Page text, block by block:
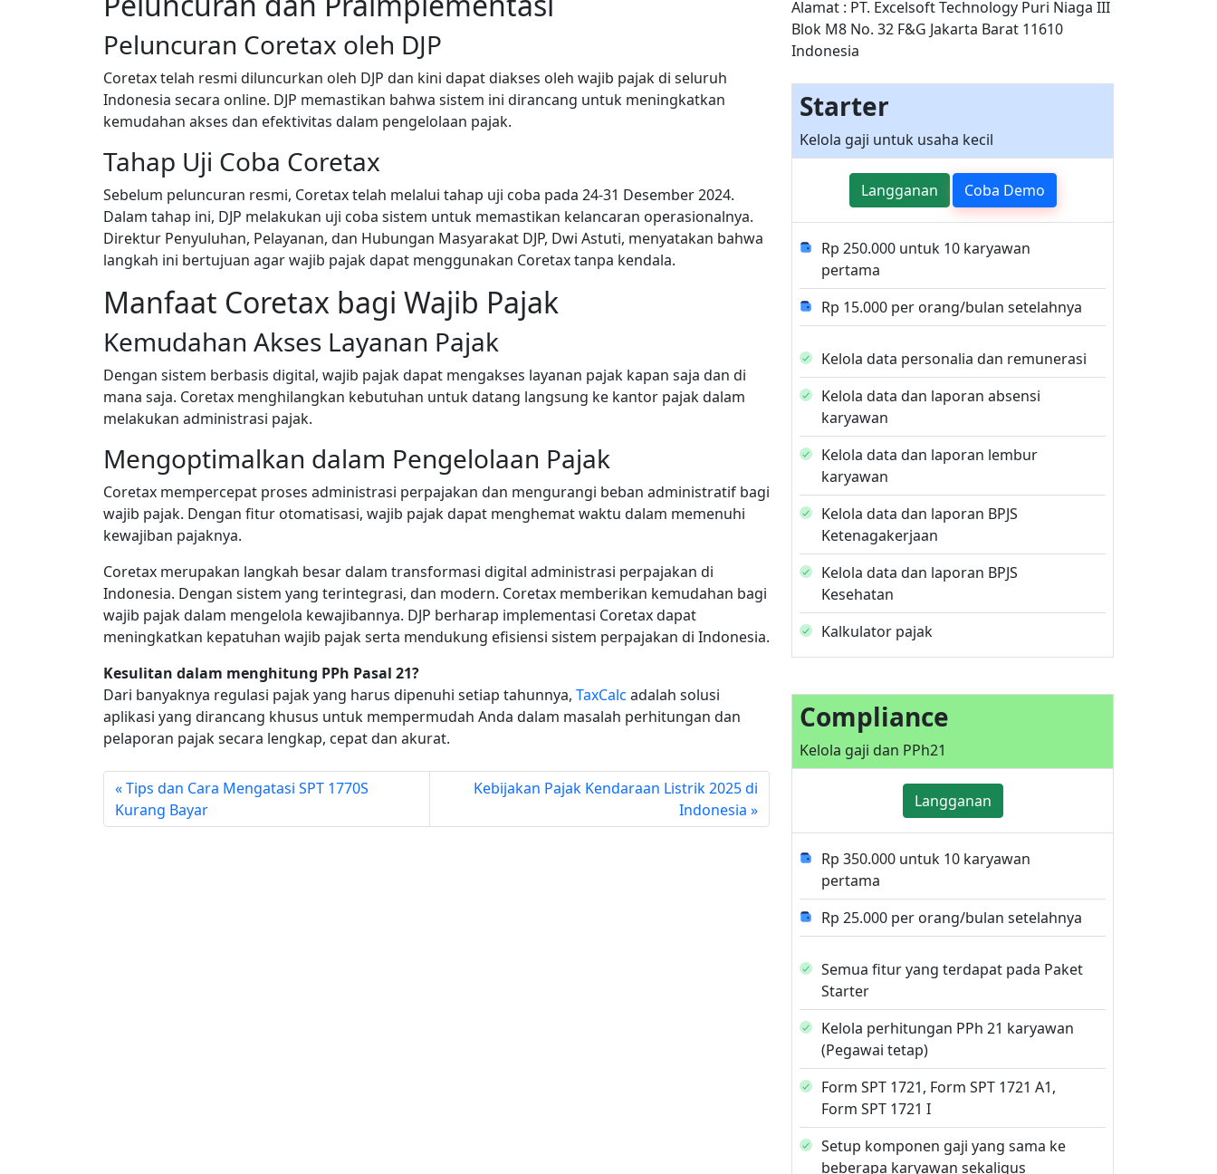
Peluncuran Coretax oleh DJP
Coretax telah resmi diluncurkan oleh DJP dan kini dapat diakses oleh wajib pajak di seluruh
Indonesia secara online. DJP memastikan bahwa sistem ini dirancang untuk meningkatkan
kemudahan akses dan efektivitas dalam pengelolaan pajak.
Tahap Uji Coba Coretax
Sebelum peluncuran resmi, Coretax telah melalui tahap uji coba pada 24-31 Desember 2024.
Dalam tahap ini, DJP melakukan uji coba sistem untuk memastikan kelancaran operasionalnya.
Direktur Penyuluhan, Pelayanan, dan Hubungan Masyarakat DJP, Dwi Astuti, menyatakan bahwa
langkah ini bertujuan agar wajib pajak dapat menggunakan Coretax tanpa kendala.
Manfaat Coretax bagi Wajib Pajak
Kemudahan Akses Layanan Pajak
Dengan sistem berbasis digital, wajib pajak dapat mengakses layanan pajak kapan saja dan di
mana saja. Coretax menghilangkan kebutuhan untuk datang langsung ke kantor pajak dalam
melakukan administrasi pajak.
Mengoptimalkan dalam Pengelolaan Pajak
Coretax mempercepat proses administrasi perpajakan dan mengurangi beban administratif bagi
wajib pajak. Dengan fitur otomatisasi, wajib pajak dapat menghemat waktu dalam memenuhi
kewajiban pajaknya.
Coretax merupakan langkah besar dalam transformasi digital administrasi perpajakan di
Indonesia. Dengan sistem yang terintegrasi, dan modern. Coretax memberikan kemudahan bagi
wajib pajak dalam mengelola kewajibannya. DJP berharap implementasi Coretax dapat
meningkatkan kepatuhan wajib pajak serta mendukung efisiensi sistem perpajakan di Indonesia.
Kesulitan dalam menghitung PPh Pasal 21?
Dari banyaknya regulasi pajak yang harus dipenuhi setiap tahunnya, TaxCalc adalah solusi
aplikasi yang dirancang khusus untuk mempermudah Anda dalam masalah perhitungan dan
pelaporan pajak secara lengkap, cepat dan akurat.
Tips dan Cara Mengatasi SPT 1770S
Kurang Bayar
Kebijakan Pajak Kendaraan Listrik 2025 di
Indonesia
Alamat : PT. Excelsoft Technology Puri Niaga III
Blok M8 No. 32 F&G Jakarta Barat 11610
Indonesia
Starter
Kelola gaji untuk usaha kecil
Langganan Coba Demo
Rp 250.000 untuk 10 karyawan
pertama
Rp 15.000 per orang/bulan setelahnya
Kelola data personalia dan remunerasi
Kelola data dan laporan absensi
karyawan
Kelola data dan laporan lembur
karyawan
Kelola data dan laporan BPJS
Ketenagakerjaan
Kelola data dan laporan BPJS
Kesehatan
Kalkulator pajak
Compliance
Kelola gaji dan PPh21
Langganan
Rp 350.000 untuk 10 karyawan
pertama
Rp 25.000 per orang/bulan setelahnya
Semua fitur yang terdapat pada Paket
Starter
Kelola perhitungan PPh 21 karyawan
(Pegawai tetap)
Form SPT 1721, Form SPT 1721 A1,
Form SPT 1721 I
Setup komponen gaji yang sama ke
beberapa karyawan sekaligus